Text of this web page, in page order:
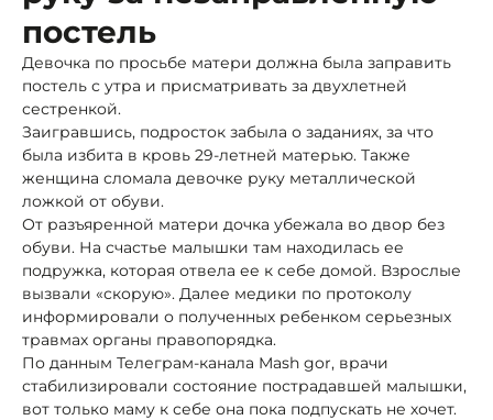
постель
Девочка по просьбе матери должна была заправить
постель с утра и присматривать за двухлетней
сестренкой.
Заигравшись, подросток забыла о заданиях, за что
была избита в кровь 29-летней матерью. Также
женщина сломала девочке руку металлической
ложкой от обуви.
От разъяренной матери дочка убежала во двор без
обуви. На счастье малышки там находилась ее
подружка, которая отвела ее к себе домой. Взрослые
вызвали «скорую». Далее медики по протоколу
информировали о полученных ребенком серьезных
травмах органы правопорядка.
По данным Телеграм-канала Mash gor, врачи
стабилизировали состояние пострадавшей малышки,
вот только маму к себе она пока подпускать не хочет.